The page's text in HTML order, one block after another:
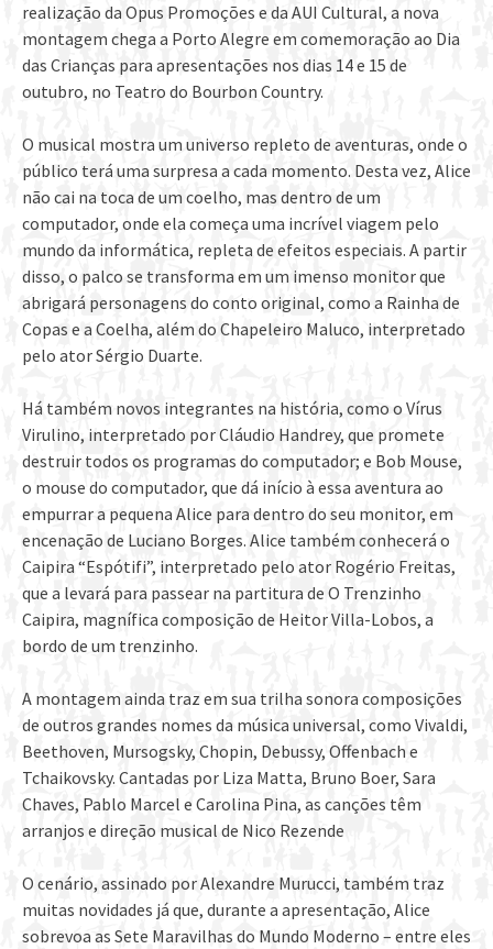
realização da Opus Promoções e da AUI Cultural, a nova
montagem chega a Porto Alegre em comemoração ao Dia
das Crianças para apresentações nos dias 14 e 15 de
outubro, no Teatro do Bourbon Country.
O musical mostra um universo repleto de aventuras, onde o
público terá uma surpresa a cada momento. Desta vez, Alice
não cai na toca de um coelho, mas dentro de um
computador, onde ela começa uma incrível viagem pelo
mundo da informática, repleta de efeitos especiais. A partir
disso, o palco se transforma em um imenso monitor que
abrigará personagens do conto original, como a Rainha de
Copas e a Coelha, além do Chapeleiro Maluco, interpretado
pelo ator Sérgio Duarte.
Há também novos integrantes na história, como o Vírus
Virulino, interpretado por Cláudio Handrey, que promete
destruir todos os programas do computador; e Bob Mouse,
o mouse do computador, que dá início à essa aventura ao
empurrar a pequena Alice para dentro do seu monitor, em
encenação de Luciano Borges. Alice também conhecerá o
Caipira “Espótifi”, interpretado pelo ator Rogério Freitas,
que a levará para passear na partitura de O Trenzinho
Caipira, magnífica composição de Heitor Villa-Lobos, a
bordo de um trenzinho.
A montagem ainda traz em sua trilha sonora composições
de outros grandes nomes da música universal, como Vivaldi,
Beethoven, Mursogsky, Chopin, Debussy, Offenbach e
Tchaikovsky. Cantadas por Liza Matta, Bruno Boer, Sara
Chaves, Pablo Marcel e Carolina Pina, as canções têm
arranjos e direção musical de Nico Rezende
O cenário, assinado por Alexandre Murucci, também traz
muitas novidades já que, durante a apresentação, Alice
sobrevoa as Sete Maravilhas do Mundo Moderno – entre eles